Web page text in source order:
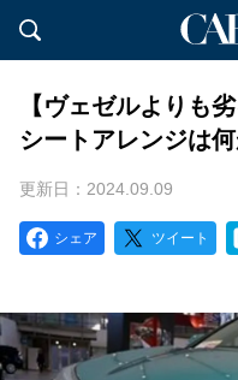
【ヴェゼルよりも
シートアレンジは
更新日：2024.09.09
シェア ツイート